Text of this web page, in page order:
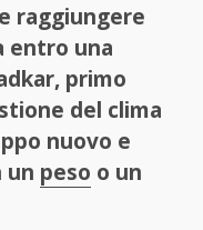
raggiungere
entro una
primo
del clima
nuovo e
un peso o un